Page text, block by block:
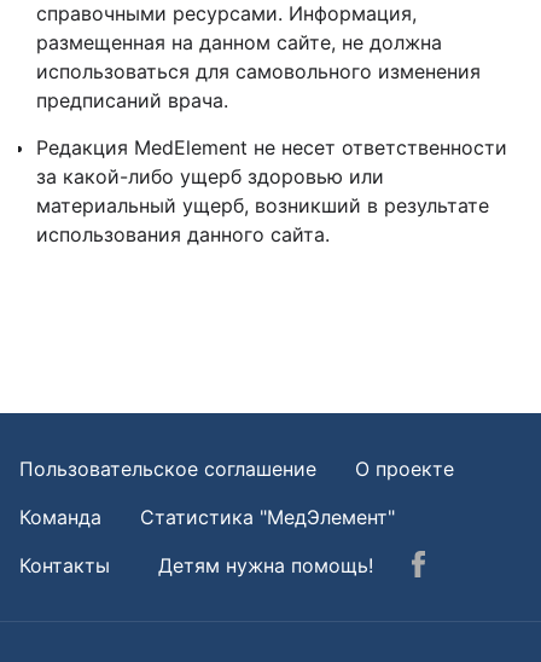
справочными ресурсами. Информация,
размещенная на данном сайте, не должна
использоваться для самовольного изменения
предписаний врача.
Редакция MedElement не несет ответственности
за какой-либо ущерб здоровью или
материальный ущерб, возникший в результате
использования данного сайта.
Пользовательское соглашение
О проекте
Команда
Статистика "МедЭлемент"
Контакты
Детям нужна помощь!